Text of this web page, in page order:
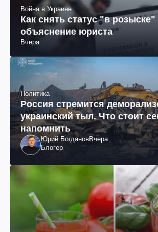
Война в Украине
Как снять статус "в
объяснение юриста
Вчера
Политика
Россия стремится
украинский тыл. Что стоит
напомнить
Юрий БогдановВчера
Блогер